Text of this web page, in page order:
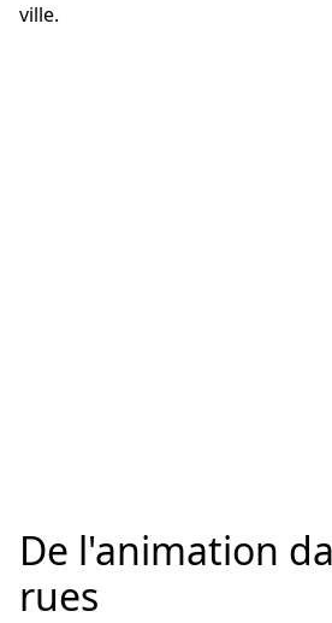
ville.
De l'animation
rues